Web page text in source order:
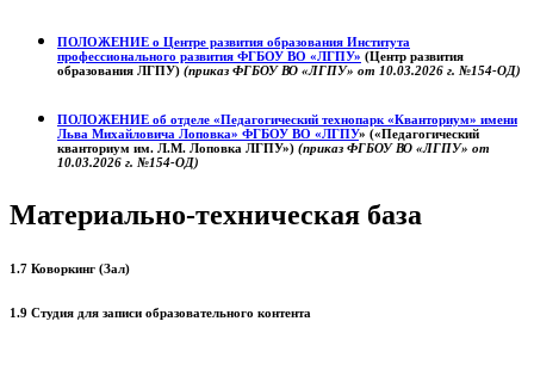
ПОЛОЖЕНИЕ о Центре развития образования Института
профессионального развития ФГБОУ ВО «ЛГПУ» (Центр развития
образования ЛГПУ) (приказ ФГБОУ ВО «ЛГПУ» от 10.03.2026 г. №154-ОД)
ПОЛОЖЕНИЕ об отделе «Педагогический технопарк «Кванториум» имени
Льва Михайловича Лоповка» ФГБОУ ВО «ЛГПУ» («Педагогический
кванториум им. Л.М. Лоповка ЛГПУ») (приказ ФГБОУ ВО «ЛГПУ» от
10.03.2026 г. №154-ОД)
Материально-техническая база
1.7 Коворкинг (Зал)
1.9 Студия для записи образовательного контента